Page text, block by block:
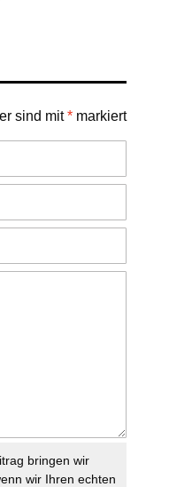
sind mit* markiert
bringen wir
wir Ihren echten